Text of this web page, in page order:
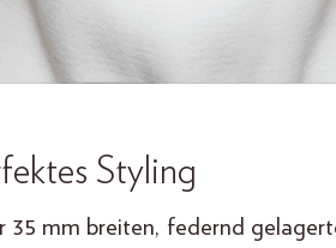
Styling
35 mm breiten, federnd